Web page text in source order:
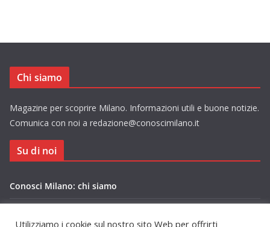
Chi siamo
Magazine per scoprire Milano. Informazioni utili e buone notizie.
Comunica con noi a redazione@conoscimilano.it
Su di noi
Conosci Milano: chi siamo
Utilizziamo i cookie sul nostro sito Web per offrirti